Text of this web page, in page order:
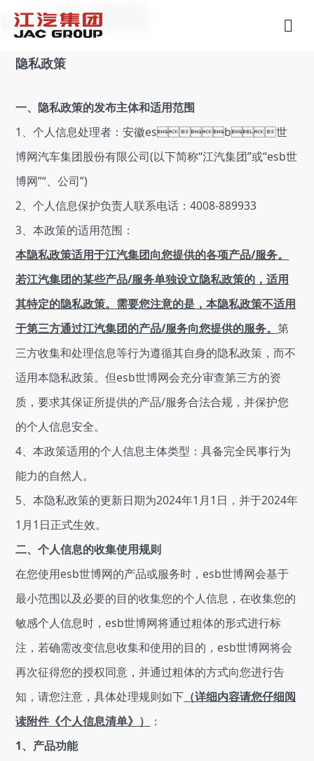
esb世博网
隐私政策
一、隐私政策的发布主体和适用范围
1、个人信息处理者：安徽esb世
博网汽车集团股份有限公司(以下简称“江汽集团”或“esb世
博网”“、公司”)
2、个人信息保护负责人联系电话：4008-889933
3、本政策的适用范围：
本隐私政策适用于江汽集团向您提供的各项产品/服务。
若江汽集团的某些产品/服务单独设立隐私政策的，适用
其特定的隐私政策。需要您注意的是，本隐私政策不适用
于第三方通过江汽集团的产品/服务向您提供的服务。第
三方收集和处理信息等行为遵循其自身的隐私政策，而不
适用本隐私政策。但esb世博网会充分审查第三方的资
质，要求其保证所提供的产品/服务合法合规，并保护您
的个人信息安全。
4、本政策适用的个人信息主体类型：具备完全民事行为
能力的自然人。
5、本隐私政策的更新日期为2024年1月1日，并于2024年
1月1日正式生效。
二、个人信息的收集使用规则
在您使用esb世博网的产品或服务时，esb世博网会基于
最小范围以及必要的目的收集您的个人信息，在收集您的
敏感个人信息时，esb世博网将通过粗体的形式进行标
注，若确需改变信息收集和使用的目的，esb世博网将会
再次征得您的授权同意，并通过粗体的方式向您进行告
知，请您注意，具体处理规则如下 （详细内容请您仔细阅
读附件《个人信息清单》）
：
1、产品功能